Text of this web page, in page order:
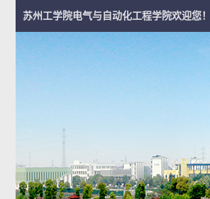
苏州工学院电气与自动化工程学院欢迎您！